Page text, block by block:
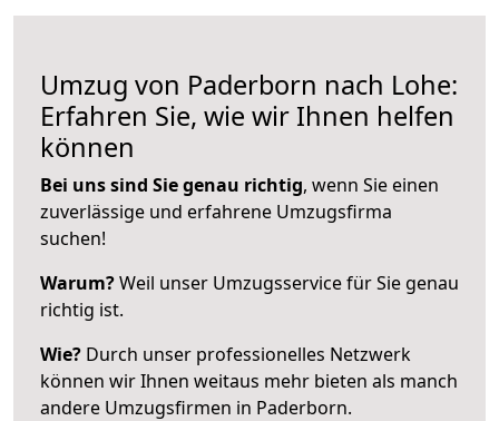
Umzug von Paderborn nach Lohe:
Erfahren Sie, wie wir Ihnen helfen
können
Bei uns sind Sie genau richtig, wenn Sie einen
zuverlässige und erfahrene Umzugsfirma
suchen!
Warum?Weil unser Umzugsservice für Sie genau
richtig ist.
Wie? Durch unser professionelles Netzwerk
können wir Ihnen weitaus mehr bieten als manch
andere Umzugsfirmen in Paderborn.